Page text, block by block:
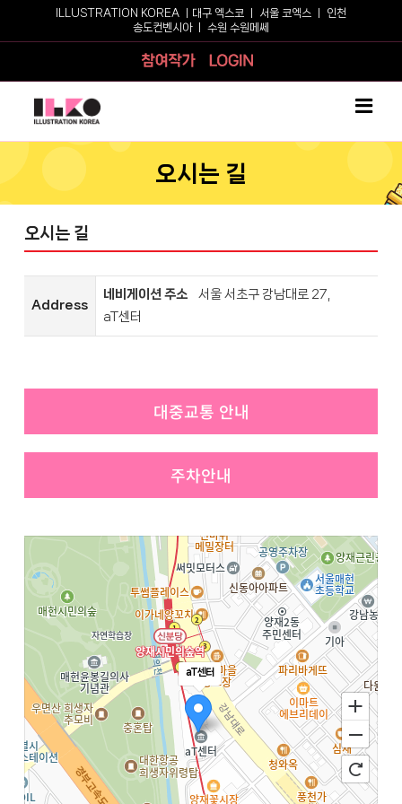
ILLUSTRATION KOREA ㅣ 대구 엑스코 서울 코엑스
인천
송도컨벤시아ㅣ 수원 수원메쎄
참여작가
오시는 길
오시는 길
Address
네비게이션 주소 서울 서초구 강남대로 27,
aT센터
대중교통 안내
주차안내
aT센터